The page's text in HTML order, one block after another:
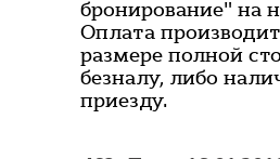
бронирование" на
Оплата
размере полной
безналу, либо
приезду.